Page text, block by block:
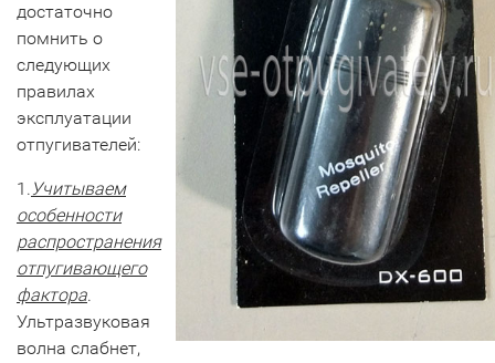
достаточно
помнить о
следующих
правилах
эксплуатации
отпугивателей:
1.Учитываем
особенности
распространения
отпугивающего
фактора.
Ультразвуковая
волна слабнет,